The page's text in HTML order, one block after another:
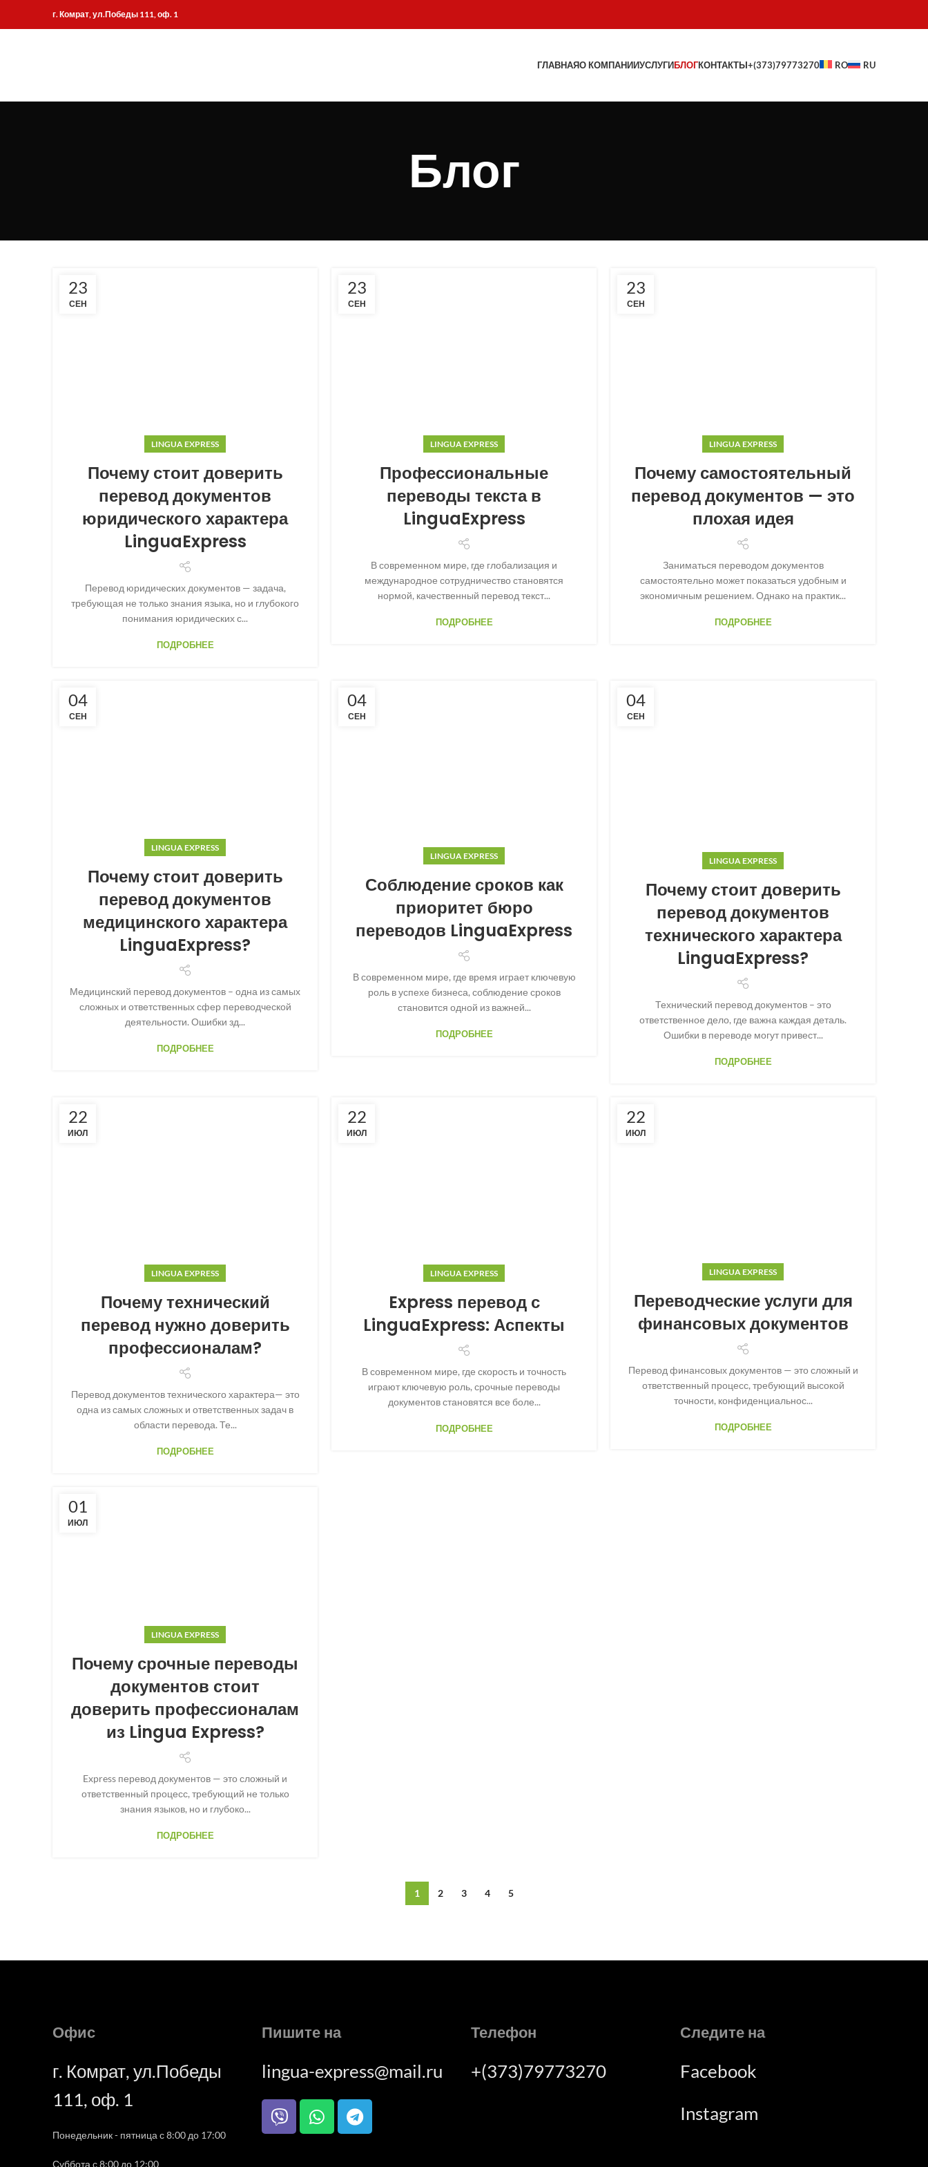
г. Комрат, ул.Победы 111, оф. 1
ГЛАВНАЯО КОМПАНИИУСЛУГИБЛОГКОНТАКТЫ+(373)79773270 RO RU
Блог
23
СЕН
LINGUA EXPRESS
Почему стоит доверить
перевод документов
юридического характера
LinguaExpress
Перевод юридических документов — задача,
требующая не только знания языка, но и глубокого
понимания юридических с...
ПОДРОБНЕЕ
23
СЕН
LINGUA EXPRESS
Профессиональные
переводы текста в
LinguaExpress
В современном мире, где глобализация и
международное сотрудничество становятся
нормой, качественный перевод текст...
ПОДРОБНЕЕ
23
СЕН
LINGUA EXPRESS
Почему самостоятельный
перевод документов — это
плохая идея
Заниматься переводом документов
самостоятельно может показаться удобным и
экономичным решением. Однако на практик...
ПОДРОБНЕЕ
04
СЕН
LINGUA EXPRESS
Почему стоит доверить
перевод документов
медицинского характера
LinguaExpress?
Медицинский перевод документов – одна из самых
сложных и ответственных сфер переводческой
деятельности. Ошибки зд...
ПОДРОБНЕЕ
04
СЕН
LINGUA EXPRESS
Соблюдение сроков как
приоритет бюро
переводов LinguaExpress
В современном мире, где время играет ключевую
роль в успехе бизнеса, соблюдение сроков
становится одной из важней...
ПОДРОБНЕЕ
04
СЕН
LINGUA EXPRESS
Почему стоит доверить
перевод документов
технического характера
LinguaExpress?
Технический перевод документов – это
ответственное дело, где важна каждая деталь.
Ошибки в переводе могут привест...
ПОДРОБНЕЕ
22
ИЮЛ
LINGUA EXPRESS
Почему технический
перевод нужно доверить
профессионалам?
Перевод документов технического характера— это
одна из самых сложных и ответственных задач в
области перевода. Те...
ПОДРОБНЕЕ
22
ИЮЛ
LINGUA EXPRESS
Express перевод с
LinguaExpress: Аспекты
В современном мире, где скорость и точность
играют ключевую роль, срочные переводы
документов становятся все боле...
ПОДРОБНЕЕ
22
ИЮЛ
LINGUA EXPRESS
Переводческие услуги для
финансовых документов
Перевод финансовых документов — это сложный и
ответственный процесс, требующий высокой
точности, конфиденциальнос...
ПОДРОБНЕЕ
01
ИЮЛ
LINGUA EXPRESS
Почему срочные переводы
документов стоит
доверить профессионалам
из Lingua Express?
Express перевод документов — это сложный и
ответственный процесс, требующий не только
знания языков, но и глубоко...
ПОДРОБНЕЕ
1 2 3 4 5
Офис
г. Комрат, ул.Победы
111, оф. 1
Понедельник - пятница с 8:00 до 17:00
Суббота с 8:00 до 12:00
Пишите на
lingua-express@mail.ru
Телефон
+(373)79773270
Следите на
Facebook
Instagram